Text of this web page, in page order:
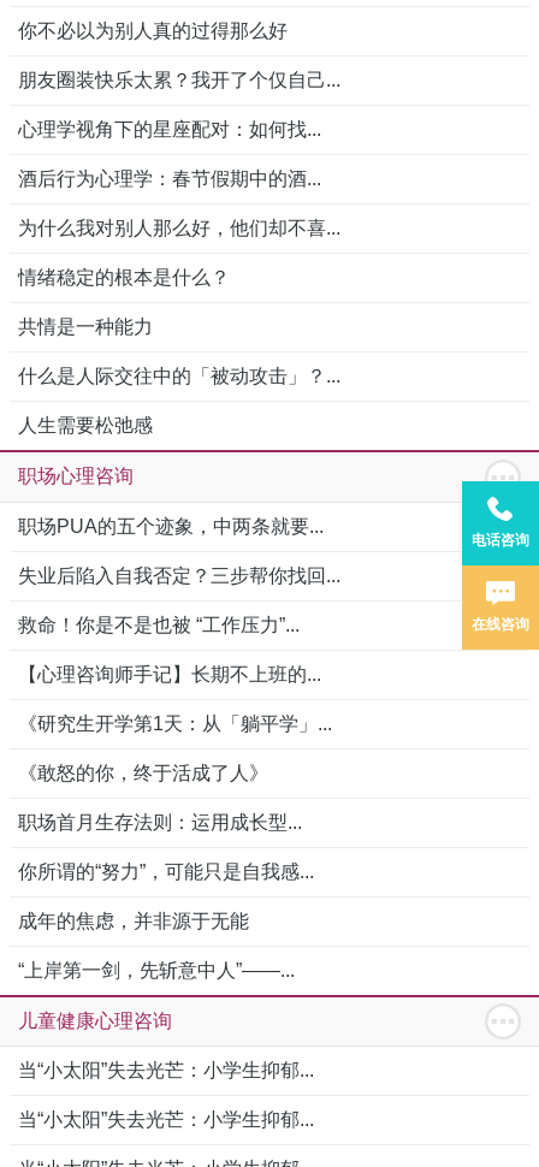
你不必以为别人真的过得那么好
朋友圈装快乐太累？我开了个仅自己...
心理学视角下的星座配对：如何找...
酒后行为心理学：春节假期中的酒...
为什么我对别人那么好，他们却不喜...
情绪稳定的根本是什么？
共情是一种能力
什么是人际交往中的「被动攻击」？...
人生需要松弛感
职场心理咨询
职场PUA的五个迹象，中两条就要...
失业后陷入自我否定？三步帮你找回...
救命！你是不是也被 “工作压力”...
【心理咨询师手记】长期不上班的...
《研究生开学第1天：从「躺平学」...
《敢怒的你，终于活成了人》
职场首月生存法则：运用成长型...
你所谓的“努力”，可能只是自我感...
成年的焦虑，并非源于无能
“上岸第一剑，先斩意中人”——...
儿童健康心理咨询
当“小太阳”失去光芒：小学生抑郁...
当“小太阳”失去光芒：小学生抑郁...
电话咨询
在线咨询